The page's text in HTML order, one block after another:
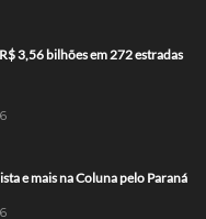
3,56 bilhões em 272 estradas
e mais na Coluna pelo Paraná